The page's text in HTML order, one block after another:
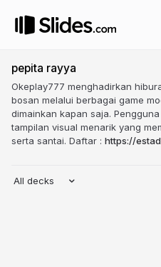
pepita rayya
Okeplay777 menghadirkan
bosan melalui berbagai game
dimainkan kapan saja.
tampilan visual menarik yang
serta santai. Daftar : https://
All decks